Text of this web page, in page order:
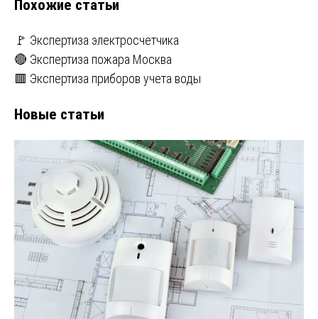
Похожие статьи
🚩 Экспертиза электросчетчика
🔴 Экспертиза пожара Москва
🟥 Экспертиза приборов учета воды
Новые статьи